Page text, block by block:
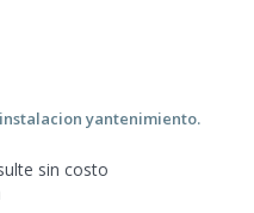
instalacion yantenimiento.
sin costo